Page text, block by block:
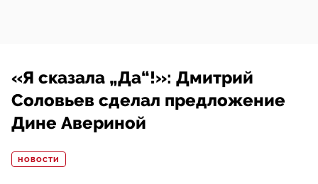
«Я сказала „Да“!»: Дмитрий
Соловьев сделал предложение
Дине Авериной
НОВОСТИ